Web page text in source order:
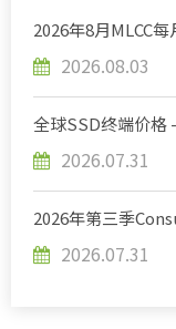
2026年8月MLCC
2026.08.03
全球SSD终端价格
2026.07.31
2026年第三季
2026.07.31